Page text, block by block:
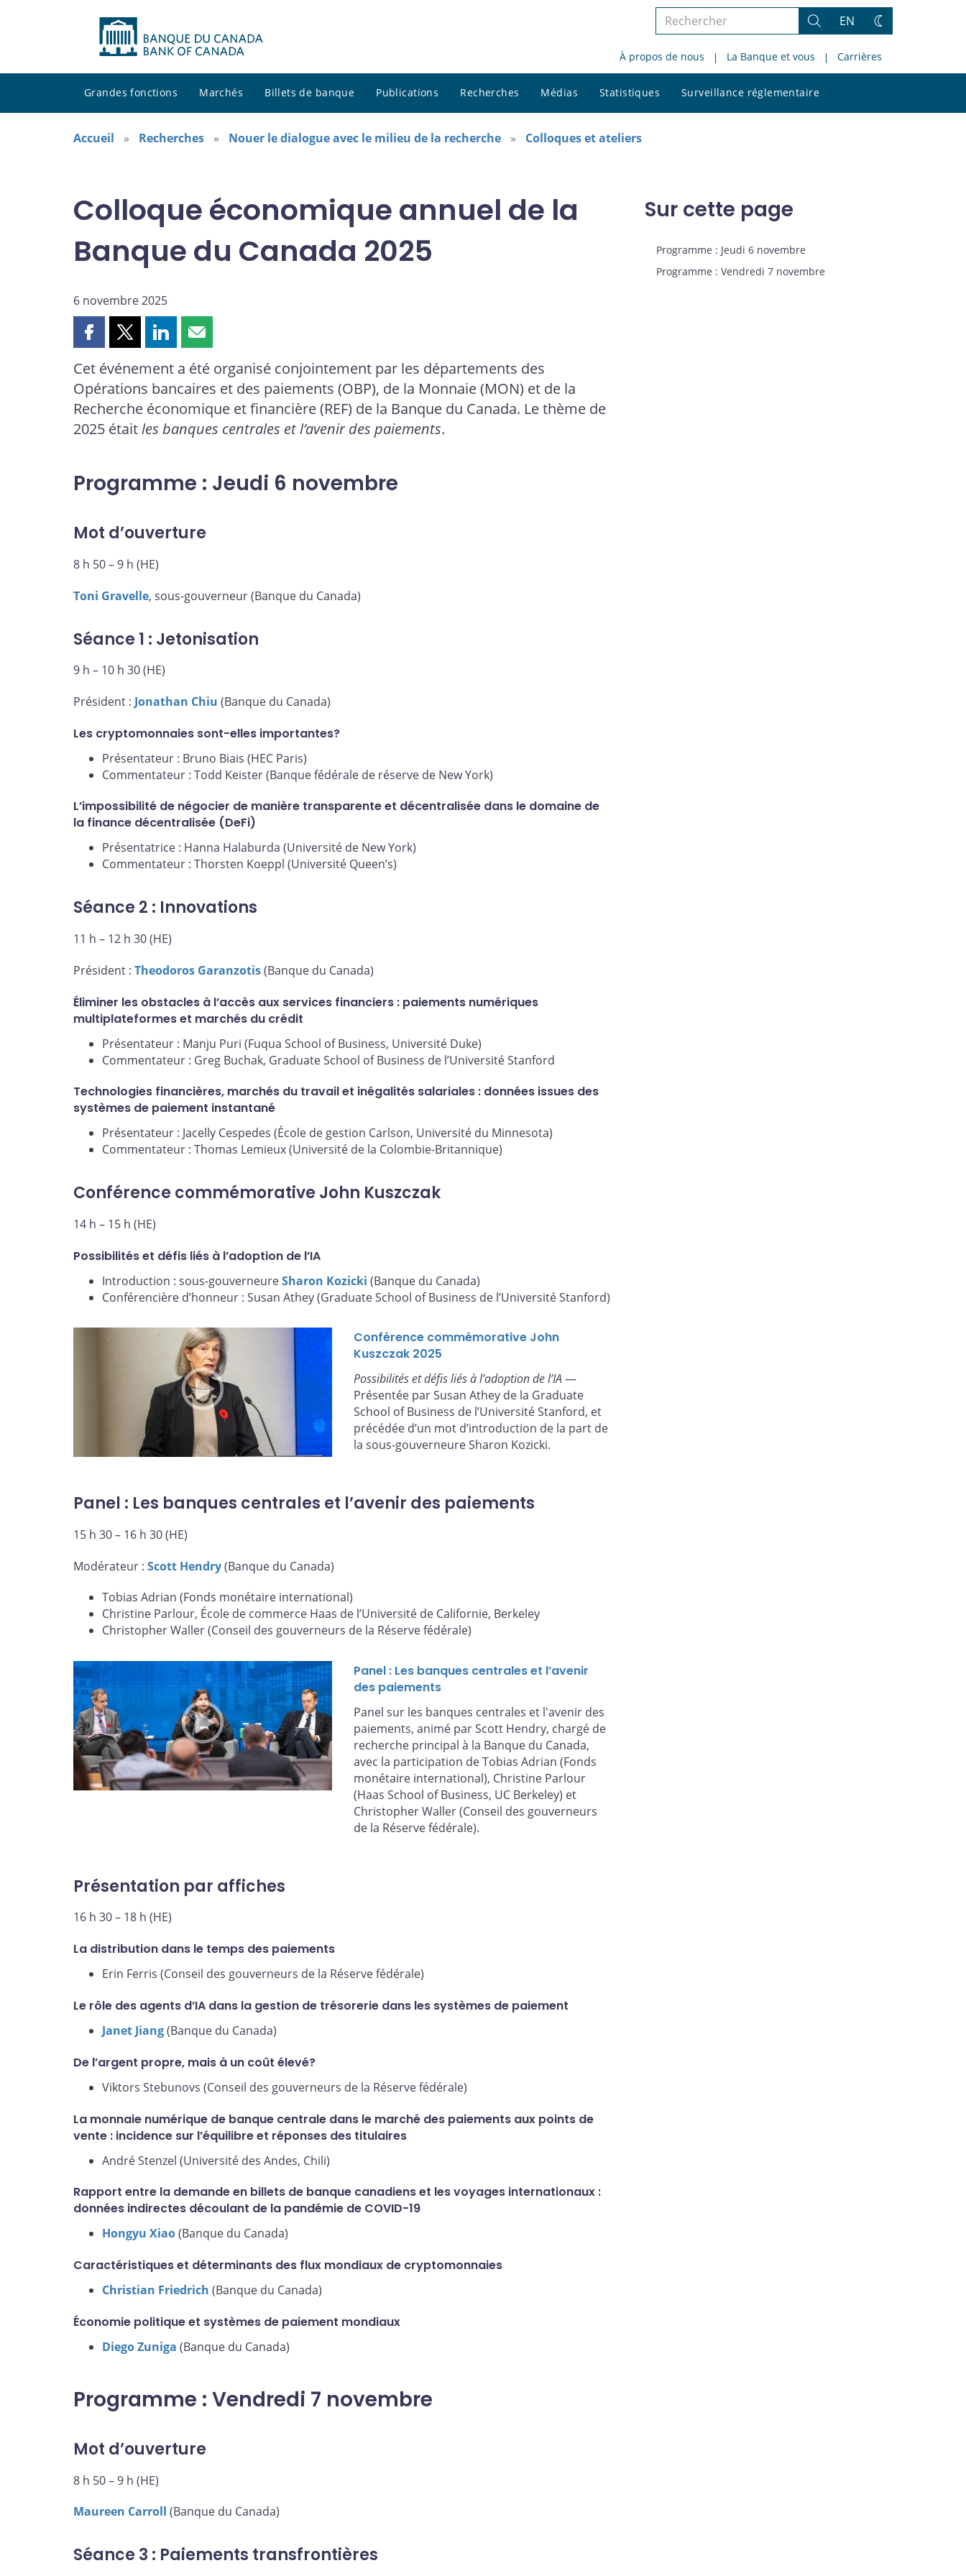
Rechercher
le
site
Rechercher
EN
Changez
thème
À propos de nous La Banque et vous Carrières
Grandes fonctions Marchés Billets de banque Publications Recherches Médias Statistiques Surveillance réglementaire
le
Accueil Recherches Nouer le dialogue avec le milieu de la recherche Colloques et ateliers
Colloque économique annuel de la
Banque du Canada 2025
6 novembre 2025
Partager
page
sur
Facebook
Partager
page
sur
X
Partager
page
sur
LinkedIn
Partager
page
par
courriel
Cet événement a été organisé conjointement par les départements des
Opérations bancaires et des paiements (OBP), de la Monnaie (MON) et de la
Recherche économique et financière (REF) de la Banque du Canada. Le thème de
2025 étaitles banques centrales et l’avenir des paiements.
Programme : Jeudi 6 novembre
Mot d’ouverture
8 h 50 – 9 h (HE)
Toni Gravelle, sous-gouverneur (Banque du Canada)
Séance 1 : Jetonisation
9 h – 10 h 30 (HE)
Président : Jonathan Chiu (Banque du Canada)
Les cryptomonnaies sont-elles importantes?
Présentateur : Bruno Biais (HEC Paris)
Commentateur : Todd Keister (Banque fédérale de réserve de New York)
L’impossibilité de négocier de manière transparente et décentralisée dans le domaine de
la finance décentralisée (DeFi)
Présentatrice : Hanna Halaburda (Université de New York)
Commentateur : Thorsten Koeppl (Université Queen’s)
Séance 2 : Innovations
11 h – 12 h 30 (HE)
Président : Theodoros Garanzotis(Banque du Canada)
Éliminer les obstacles à l’accès aux services financiers : paiements numériques
multiplateformes et marchés du crédit
Présentateur : Manju Puri (Fuqua School of Business, Université Duke)
Commentateur : Greg Buchak, Graduate School of Business de l’Université Stanford
Technologies financières, marchés du travail et inégalités salariales : données issues des
systèmes de paiement instantané
Présentateur : Jacelly Cespedes (École de gestion Carlson, Université du Minnesota)
Commentateur : Thomas Lemieux (Université de la Colombie-Britannique)
Conférence commémorative John Kuszczak
14 h – 15 h (HE)
Possibilités et défis liés à l’adoption de l’IA
Introduction : sous-gouverneureSharon Kozicki (Banque du Canada)
Conférencière d’honneur : Susan Athey (Graduate School of Business de l’Université Stanford)
Conférence commémorative John
Kuszczak 2025
Possibilités et défis liés à l’adoption de l’IA—
Présentée par Susan Athey de la Graduate
School of Business de l’Université Stanford, et
précédée d’un mot d’introduction de la part de
la sous-gouverneure Sharon Kozicki.
Panel : Les banques centrales et l’avenir des paiements
15 h 30 – 16 h 30 (HE)
Modérateur : Scott Hendry(Banque du Canada)
Tobias Adrian (Fonds monétaire international)
Christine Parlour, École de commerce Haas de l’Université de Californie, Berkeley
Christopher Waller (Conseil des gouverneurs de la Réserve fédérale)
Panel : Les banques centrales et l’avenir
des paiements
Panel sur les banques centrales et l'avenir des
paiements, animé par Scott Hendry, chargé de
recherche principal à la Banque du Canada,
avec la participation de Tobias Adrian (Fonds
monétaire international), Christine Parlour
(Haas School of Business, UC Berkeley) et
Christopher Waller (Conseil des gouverneurs
de la Réserve fédérale).
Présentation par affiches
16 h 30 – 18 h (HE)
La distribution dans le temps des paiements
Erin Ferris (Conseil des gouverneurs de la Réserve fédérale)
Le rôle des agents d’IA dans la gestion de trésorerie dans les systèmes de paiement
Janet Jiang(Banque du Canada)
De l’argent propre, mais à un coût élevé?
Viktors Stebunovs (Conseil des gouverneurs de la Réserve fédérale)
La monnaie numérique de banque centrale dans le marché des paiements aux points de
vente : incidence sur l’équilibre et réponses des titulaires
André Stenzel (Université des Andes, Chili)
Rapport entre la demande en billets de banque canadiens et les voyages internationaux :
données indirectes découlant de la pandémie de COVID-19
Hongyu Xiao(Banque du Canada)
Caractéristiques et déterminants des flux mondiaux de cryptomonnaies
Christian Friedrich (Banque du Canada)
Économie politique et systèmes de paiement mondiaux
Diego Zuniga (Banque du Canada)
Programme : Vendredi 7 novembre
Mot d’ouverture
8 h 50 – 9 h (HE)
Maureen Carroll (Banque du Canada)
Séance 3 : Paiements transfrontières
Sur cette page
Programme : Jeudi 6 novembre
Programme : Vendredi 7 novembre